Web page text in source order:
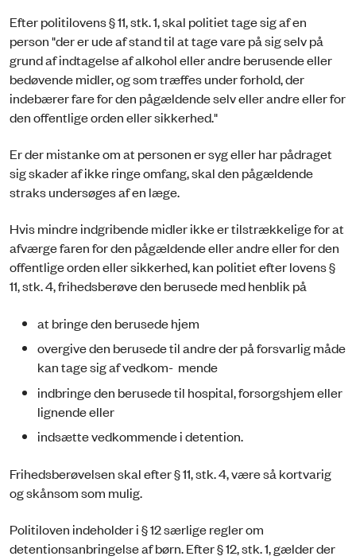
Efter politilovens § 11, stk. 1, skal politiet tage sig af en
person "der er ude af stand til at tage vare på sig selv på
grund af indtagelse af alkohol eller andre berusende eller
bedøvende midler, og som træffes under forhold, der
indebærer fare for den pågældende selv eller andre eller for
den offentlige orden eller sikkerhed."
Er der mistanke om at personen er syg eller har pådraget
sig skader af ikke ringe omfang, skal den pågældende
straks undersøges af en læge.
Hvis mindre indgribende midler ikke er tilstrækkelige for at
afværge faren for den pågældende eller andre eller for den
offentlige orden eller sikkerhed, kan politiet efter lovens §
11, stk. 4, frihedsberøve den berusede med henblik på
at bringe den berusede hjem
overgive den berusede til andre der på forsvarlig måde
kan tage sig af vedkom- mende
indbringe den berusede til hospital, forsorgshjem eller
lignende eller
indsætte vedkommende i detention.
Frihedsberøvelsen skal efter § 11, stk. 4, være så kortvarig
og skånsom som mulig.
Politiloven indeholder i § 12 særlige regler om
detentionsanbringelse af børn. Efter § 12, stk. 1, gælder der